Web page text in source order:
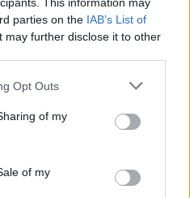
parties on the IAB’s List of
may further disclose it to other
Opt Outs
of my
of my